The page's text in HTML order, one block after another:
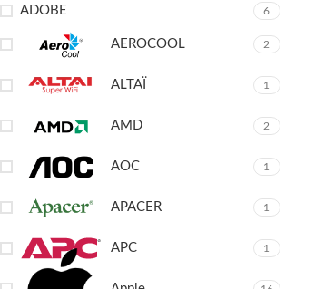
ADOBE 6
AEROCOOL 2
ALTAÏ 1
AMD 2
AOC 1
APACER 1
APC 1